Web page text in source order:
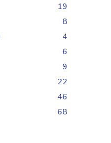
19
8
4
6
9
22
46
68